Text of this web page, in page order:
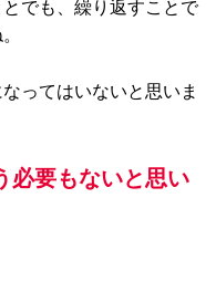
でも、繰り返すことで
ってはいないと思いま
必要もないと思い